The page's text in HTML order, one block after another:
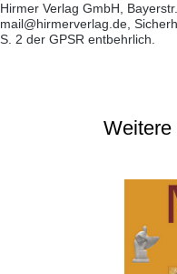
Hirmer Verlag GmbH,
mail@hirmerverlag.de,
S. 2 der GPSR entbehrlich.
Weitere